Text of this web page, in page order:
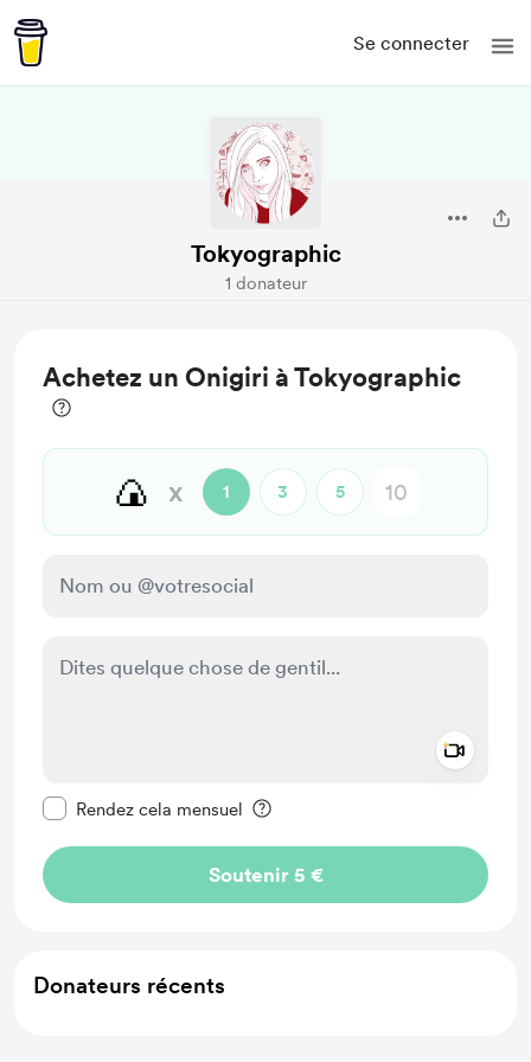
Se connecter
Tokyographic
1 donateur
Achetez un Onigiri à Tokyographic
🍙 x 1 3 5
Rendez cela mensuel
Soutenir 5 €
Donateurs récents